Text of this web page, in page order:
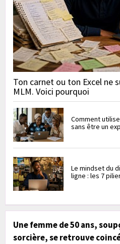
Ton carnet ou ton Excel ne
MLM. Voici pourquoi
Comment
sans être un
Le mindset du
ligne : les 7
Une femme de 50 ans,
sorcière, se retrouve